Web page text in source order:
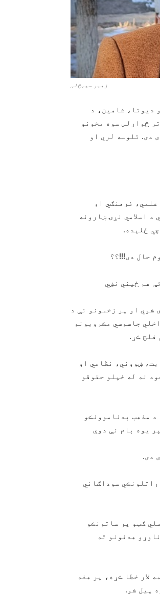
زهیر سپېڅلی
ديوتا، شاهين، د
څوارلس سوه مخونو
دی. تلوسه لري او
فرهنګي او
اسلامي نړۍ ښارونه
ځلېده.
حال دی!!!؟؟
هم ځيني نښي
شوي او پر زخمونو ئې د
جاسوسي مڪروبونو
فلج ڪړ.
ښووني، نظامي او
نه له خپلو حقوقو
مذهب بدناموونڪو
يوه بام ئې دوې
دی.
سوداګاني
ګټو پر ساتونڪو
هدفونو ته
لار خطا ڪړه، پر هغه
پیل شو.